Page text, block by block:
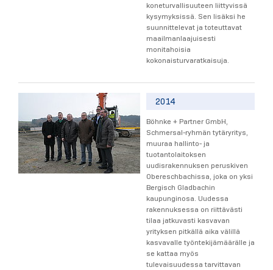
koneturvallisuuteen liittyvissä
kysymyksissä. Sen lisäksi he
suunnittelevat ja toteuttavat
maailmanlaajuisesti
monitahoisia
kokonaisturvaratkaisuja.
2014
Böhnke + Partner GmbH,
Schmersal-ryhmän tytäryritys,
muuraa hallinto- ja
tuotantolaitoksen
uudisrakennuksen peruskiven
Obereschbachissa, joka on yksi
Bergisch Gladbachin
kaupunginosa. Uudessa
rakennuksessa on riittävästi
tilaa jatkuvasti kasvavan
yrityksen pitkällä aika välillä
kasvavalle työntekijämäärälle ja
se kattaa myös
tulevaisuudessa tarvittavan